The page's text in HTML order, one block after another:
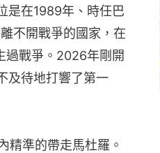
是在1989年、時任巴
不開戰爭的國家，在
過戰爭。2026年剛開
及待地打響了第一
精準的帶走馬杜羅。